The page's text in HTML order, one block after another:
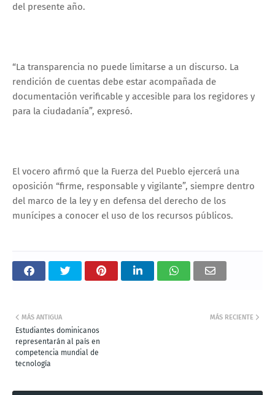
del presente año.
“La transparencia no puede limitarse a un discurso. La
rendición de cuentas debe estar acompañada de
documentación verificable y accesible para los regidores y
para la ciudadanía”, expresó.
El vocero afirmó que la Fuerza del Pueblo ejercerá una
oposición “firme, responsable y vigilante”, siempre dentro
del marco de la ley y en defensa del derecho de los
munícipes a conocer el uso de los recursos públicos.
MÁS RECIENTE
MÁS ANTIGUA
Estudiantes dominicanos
representarán al país en
competencia mundial de
tecnología